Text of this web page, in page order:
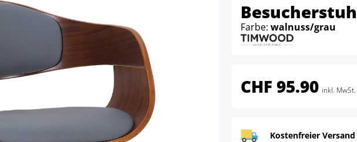
Farbe: walnuss/grau
CHF 95.90 inkl. MwSt.
Kostenfreier